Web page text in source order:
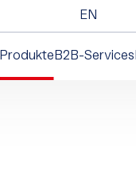
Produkte B2B-Services
EN